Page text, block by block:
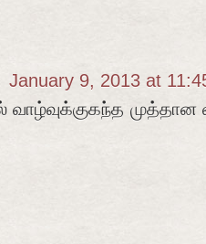
January 9, 2013 at
முத்தான